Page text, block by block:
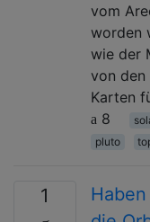
vom
worden
wie der
von
Karten
8
pluto
1